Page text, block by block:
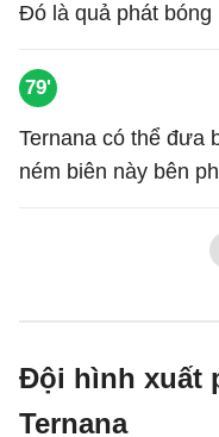
Đó là quả phát bóng
79'
Ternana có thể đưa
ném biên này bên
Đội hình xuất
Ternana